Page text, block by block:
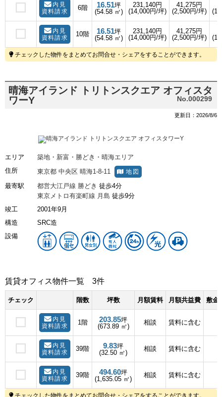
内見
資料請求
6階 16.51坪
(54.58 ㎡)
231,140円
(14,000円/坪)
41,275円
(2,500円/坪)
内見
資料請求
10階 16.51坪
(54.58 ㎡)
231,140円
(14,000円/坪)
41,275円
(2,500円/坪)
チェックした物件をまとめてお問合せ・シェアをすることができます。
晴海アイランド トリトンスクエア オフィスタ
ワーY
No.000299
更新日：2026/8/6
エリア
築地・新富・勝どき・晴海エリア
住所
東京都 中央区 晴海1-8-11 地図
最寄駅 都営大江戸線 勝どき 徒歩4分
東京メトロ有楽町線 月島 徒歩9分
竣工
2001年9月
構造
SRC造
設備
賃貸オフィス物件一覧 3件
チェック 階数 坪数 月額賃料 月額共益費 敷金
内見
資料請求
1階 203.85坪
(673.89 ㎡)
相談 賃料に含む
内見
資料請求
39階 9.83坪
(32.50 ㎡)
相談 賃料に含む
内見
資料請求
39階 494.60坪
(1,635.05 ㎡)
相談 賃料に含む
チェックした物件をまとめてお問合せ・シェアをすることができます。